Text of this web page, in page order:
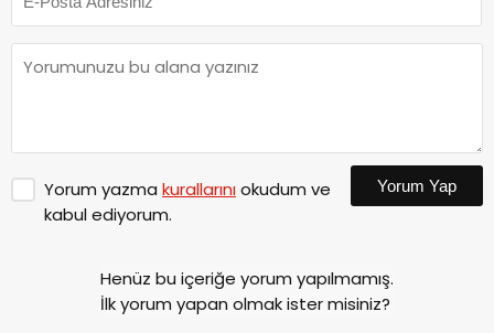
Yorum yazma kurallarınıokudum ve
kabul ediyorum.
Yorum Yap
Henüz bu içeriğe yorum yapılmamış.
İlk yorum yapan olmak ister misiniz?